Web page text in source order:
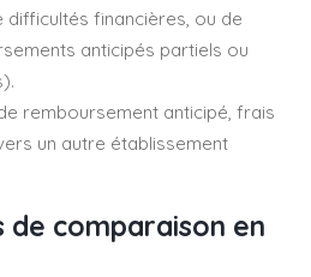
difficultés financières, ou de
anticipés partiels ou
remboursement anticipé, frais
un autre établissement
de comparaison en